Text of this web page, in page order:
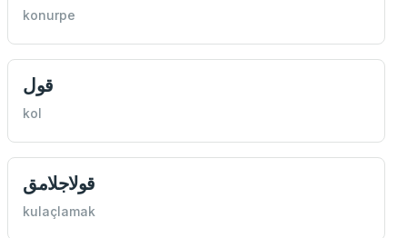
konurpe
قول
kol
قولاجلامق
kulaçlamak